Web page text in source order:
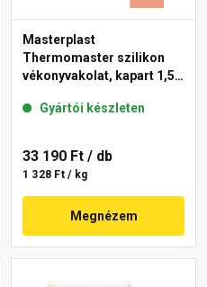
Masterplast
Thermomaster szilikon
vékonyvakolat, kapart 1,5
Gyártói készleten
33 190 Ft / db
1 328 Ft / kg
Megnézem